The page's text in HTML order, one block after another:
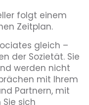
folgt einem
Zeitplan.
gleich –
der Sozietät. Sie
werden nicht
mit Ihrem
Partnern, mit
sich